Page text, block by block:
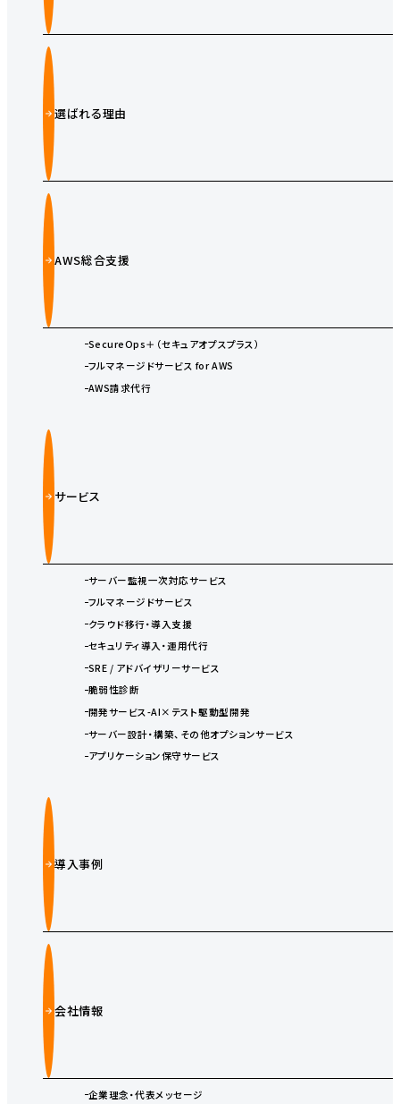
選ばれる理由
AWS総合支援
SecureOps＋（セキュアオプスプラス）
フルマネージドサービス for AWS
AWS請求代行
サービス
サーバー監視一次対応サービス
フルマネージドサービス
クラウド移行・導入支援
セキュリティ導入・運用代行
SRE / アドバイザリーサービス
脆弱性診断
開発サービス-AI×テスト駆動型開発
サーバー設計・構築、その他オプションサービス
アプリケーション保守サービス
導入事例
会社情報
企業理念・代表メッセージ